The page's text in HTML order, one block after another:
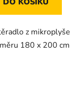
z mikroplyše
180 x 200 cm